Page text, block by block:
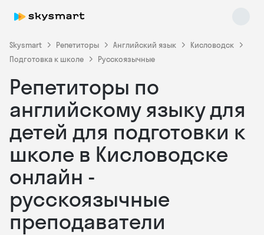
Skysmart Репетиторы Английский язык
Кисловодск
Подготовка к школе
Русскоязычные
Репетиторы по
английскому языку для
детей для подготовки к
школе в Кисловодске
онлайн -
русскоязычные
преподаватели
Skysmart Chat